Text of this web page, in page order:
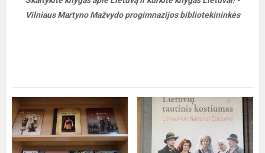
Vilniaus Martyno Mažvydo progimnazijos bibliotekininkės